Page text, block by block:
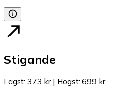
Stigande
Lägst: 373 kr| Högst: 699 kr